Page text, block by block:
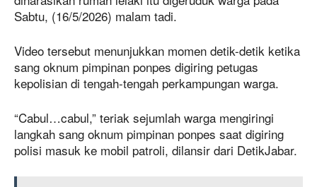
Sabtu, (16/5/2026) malam tadi.
Video tersebut menunjukkan momen detik-detik ketika
sang oknum pimpinan ponpes digiring petugas
kepolisian di tengah-tengah perkampungan warga.
“Cabul…cabul,” teriak sejumlah warga mengiringi
langkah sang oknum pimpinan ponpes saat digiring
polisi masuk ke mobil patroli, dilansir dari DetikJabar.